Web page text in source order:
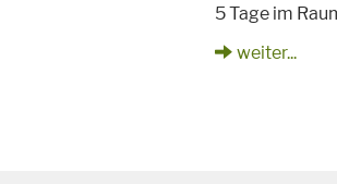
5 Tage im
weiter...